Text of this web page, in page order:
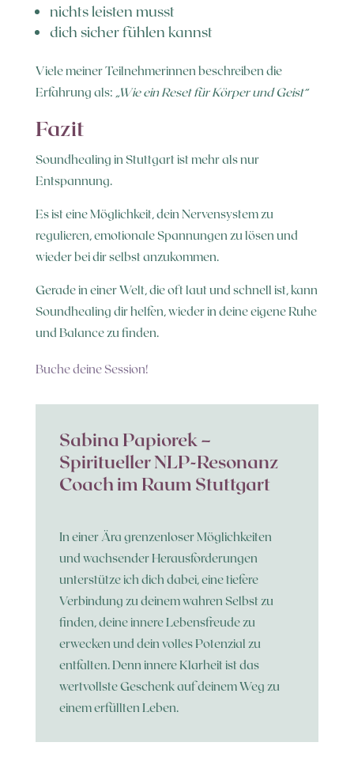
nichts leisten musst
dich sicher fühlen kannst
Viele meiner Teilnehmerinnen beschreiben die
Erfahrung als: „Wie ein Reset für Körper und Geist“
Fazit
Soundhealing in Stuttgart ist mehr als nur
Entspannung.
Es ist eine Möglichkeit, dein Nervensystem zu
regulieren, emotionale Spannungen zu lösen und
wieder bei dir selbst anzukommen.
Gerade in einer Welt, die oft laut und schnell ist, kann
Soundhealing dir helfen, wieder in deine eigene Ruhe
und Balance zu finden.
Buche deine Session!
Sabina Papiorek –
Spiritueller NLP-Resonanz
Coach im Raum Stuttgart
In einer Ära grenzenloser Möglichkeiten
und wachsender Herausforderungen
unterstütze ich dich dabei, eine tiefere
Verbindung zu deinem wahren Selbst zu
finden, deine innere Lebensfreude zu
erwecken und dein volles Potenzial zu
entfalten. Denn innere Klarheit ist das
wertvollste Geschenk auf deinem Weg zu
einem erfüllten Leben.